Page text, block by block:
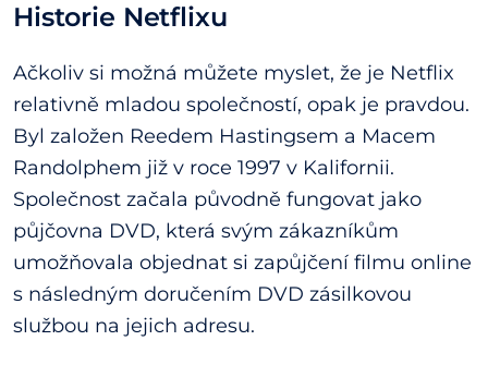
Historie Netflixu
Ačkoliv si možná můžete myslet, že je Netflix
relativně mladou společností, opak je pravdou.
Byl založen Reedem Hastingsem a Macem
Randolphem již v roce 1997 v Kalifornii.
Společnost začala původně fungovat jako
půjčovna DVD, která svým zákazníkům
umožňovala objednat si zapůjčení filmu online
s následným doručením DVD zásilkovou
službou na jejich adresu.